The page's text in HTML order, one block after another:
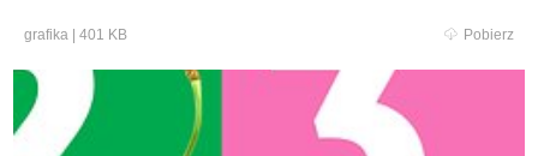
grafika | 401 KB Pobierz